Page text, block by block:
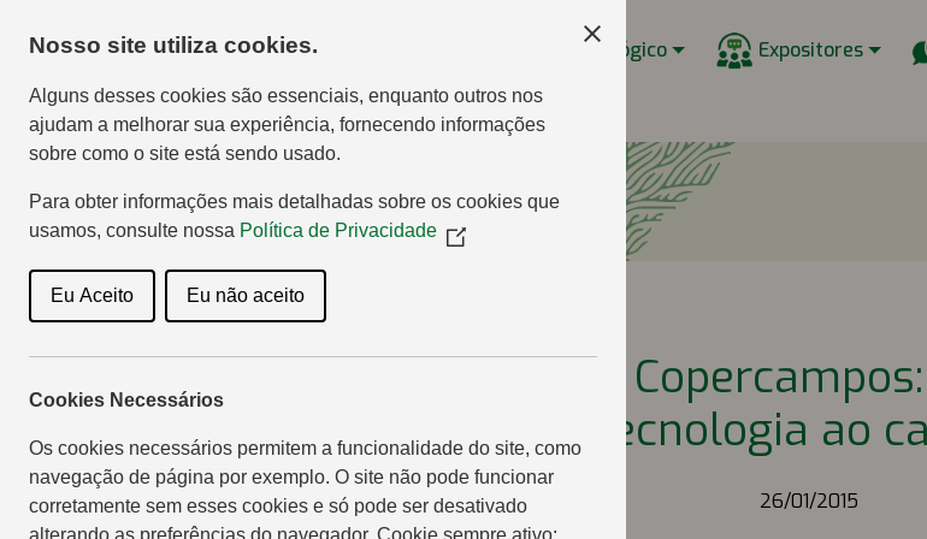
Show Tecnológico Expositores
Dia de Campo
tecnologia ao
26/01/2015
Nosso site utiliza cookies.
Alguns desses cookies são essenciais, enquanto outros nos
ajudam a melhorar sua experiência, fornecendo informações
sobre como o site está sendo usado.
Para obter informações mais detalhadas sobre os cookies que
usamos, consulte nossa Política de Privacidade (Opens
window)
Eu Aceito Eu não aceito
Cookies Necessários
Os cookies necessários permitem a funcionalidade do site, como
navegação de página por exemplo. O site não pode funcionar
corretamente sem esses cookies e só pode ser desativado
alterando as preferências do navegador. Cookie sempre ativo: